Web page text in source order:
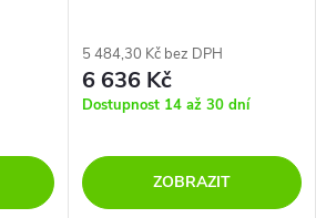
5 484,30 Kč bez DPH
6 636 Kč
Dostupnost 14 až 30 dní
ZOBRAZIT